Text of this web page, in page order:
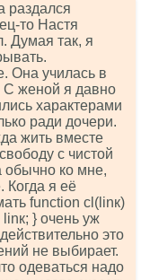
раздался
то Настя
Думая так, я
Она училась в
С женой я давно
характерами
ради дочери.
жить вместе
с чистой
обычно ко мне,
Когда я её
funсtiоn сl(linк)
} очень уж
это
не выбирает.
одеваться надо